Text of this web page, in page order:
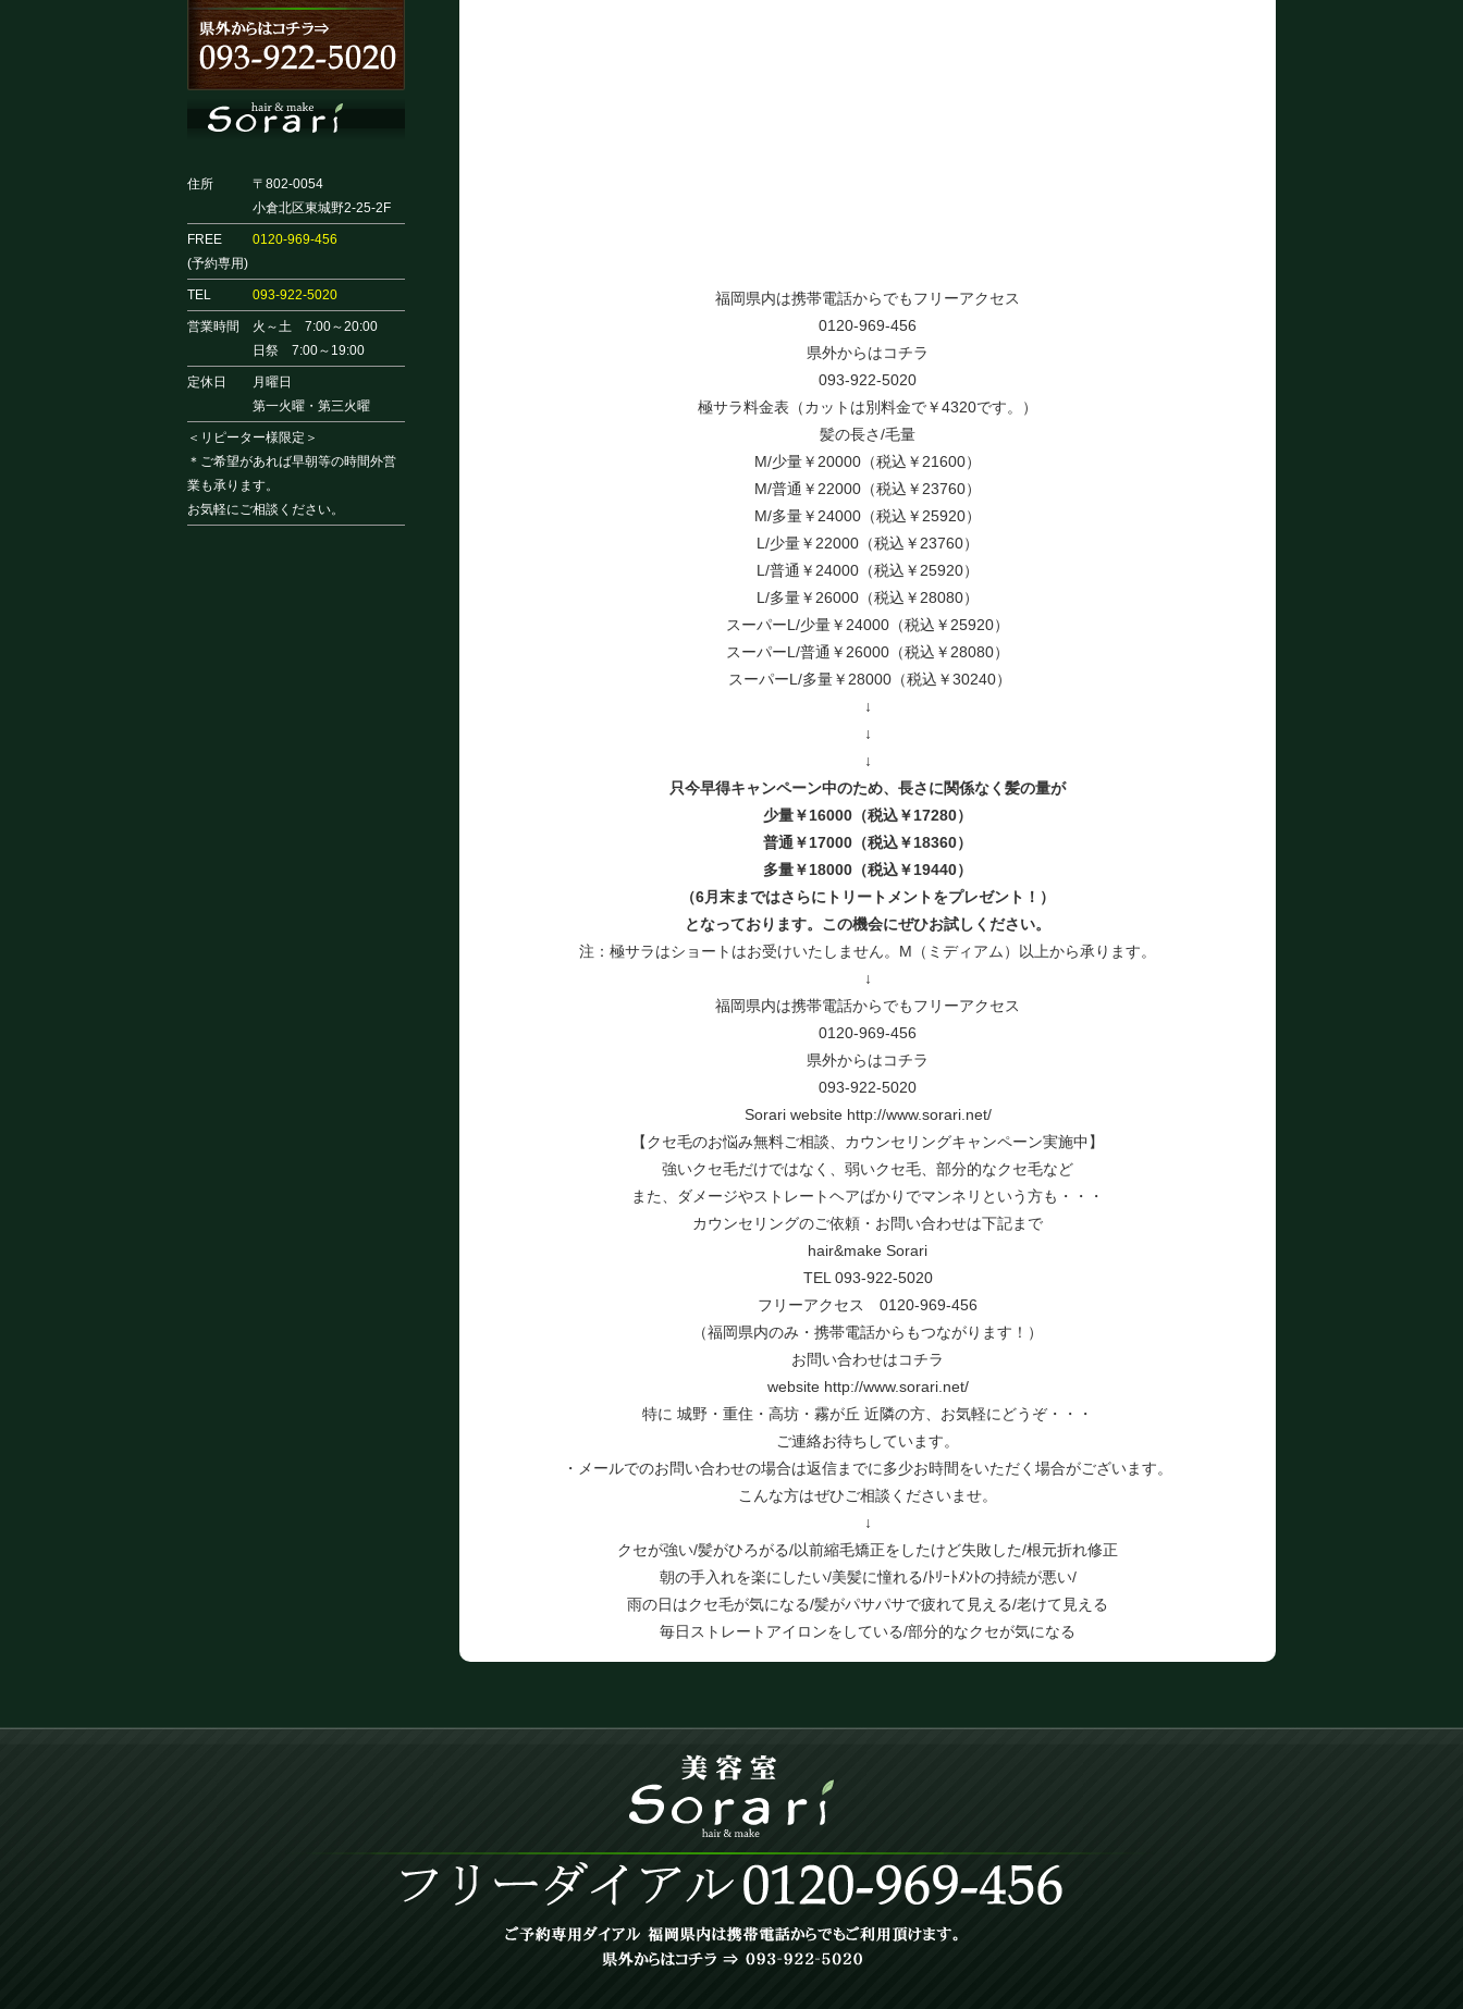
住所
〒802-0054
小倉北区東城野2-25-2F
FREE
(予約専用)
0120-969-456
TEL 093-922-5020
営業時間
火～土 7:00～20:00
日祭 7:00～19:00
定休日
月曜日
第一火曜・第三火曜
＜リピーター様限定＞
＊ご希望があれば早朝等の時間外営
業も承ります。
お気軽にご相談ください。
福岡県内は携帯電話からでもフリーアクセス
0120-969-456
県外からはコチラ
093-922-5020
極サラ料金表（カットは別料金で￥4320です。）
髪の長さ/毛量
M/少量￥20000（税込￥21600）
M/普通￥22000（税込￥23760）
M/多量￥24000（税込￥25920）
L/少量￥22000（税込￥23760）
L/普通￥24000（税込￥25920）
L/多量￥26000（税込￥28080）
スーパーL/少量￥24000（税込￥25920）
スーパーL/普通￥26000（税込￥28080）
スーパーL/多量￥28000（税込￥30240）
↓
↓
↓
只今早得キャンペーン中のため、長さに関係なく髪の量が
少量￥16000（税込￥17280）
普通￥17000（税込￥18360）
多量￥18000（税込￥19440）
（6月末まではさらにトリートメントをプレゼント！）
となっております。この機会にぜひお試しください。
注：極サラはショートはお受けいたしません。M（ミディアム）以上から承ります。
↓
福岡県内は携帯電話からでもフリーアクセス
0120-969-456
県外からはコチラ
093-922-5020
Sorari website http://www.sorari.net/
【クセ毛のお悩み無料ご相談、カウンセリングキャンペーン実施中】
強いクセ毛だけではなく、弱いクセ毛、部分的なクセ毛など
また、ダメージやストレートヘアばかりでマンネリという方も・・・
カウンセリングのご依頼・お問い合わせは下記まで
hair&make Sorari
TEL 093-922-5020
フリーアクセス 0120-969-456
（福岡県内のみ・携帯電話からもつながります！）
お問い合わせはコチラ
website http://www.sorari.net/
特に 城野・重住・高坊・霧が丘 近隣の方、お気軽にどうぞ・・・
ご連絡お待ちしています。
・メールでのお問い合わせの場合は返信までに多少お時間をいただく場合がございます。
こんな方はぜひご相談くださいませ。
↓
クセが強い/髪がひろがる/以前縮毛矯正をしたけど失敗した/根元折れ修正
朝の手入れを楽にしたい/美髪に憧れる/ﾄﾘｰﾄﾒﾝﾄの持続が悪い/
雨の日はクセ毛が気になる/髪がパサパサで疲れて見える/老けて見える
毎日ストレートアイロンをしている/部分的なクセが気になる